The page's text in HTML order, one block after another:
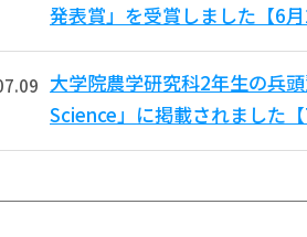
発表賞」を受賞しました【6月
大学院農学研究科2年生の兵
Science」に掲載されました【